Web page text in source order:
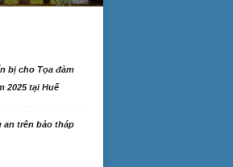
bị cho Tọa đàm
2025 tại Huế
an trên bảo tháp